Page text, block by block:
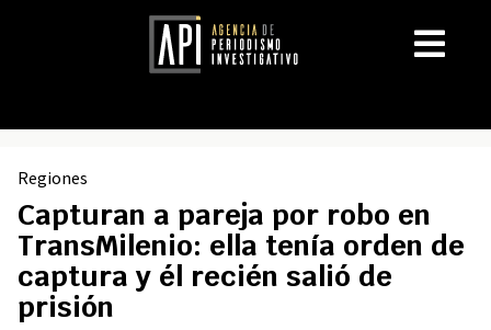
Regiones
Capturan a pareja por robo en
TransMilenio: ella tenía orden de
captura y él recién salió de
prisión